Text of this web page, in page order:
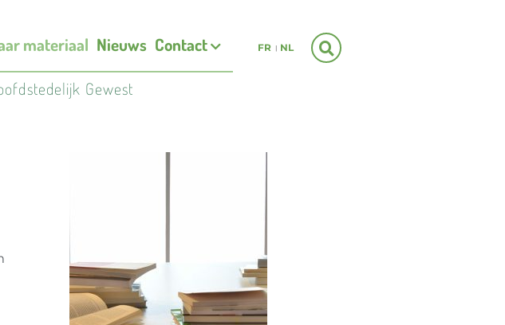
materiaal Nieuws Contact FR NL
Gewest